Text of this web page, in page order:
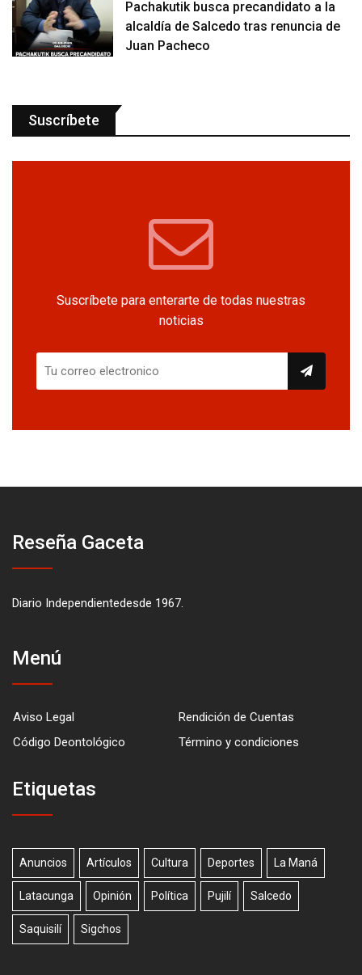
Pachakutik busca precandidato a la
alcaldía de Salcedo tras renuncia de
Juan Pacheco
Suscríbete
Suscríbete para enterarte de todas nuestras
noticias
Reseña Gaceta
Diario Independientedesde 1967.
Menú
Aviso Legal
Rendición de Cuentas
Código Deontológico
Término y condiciones
Etiquetas
Anuncios Artículos Cultura Deportes La Maná
Latacunga Opinión Política Pujilí Salcedo
Saquisilí Sigchos